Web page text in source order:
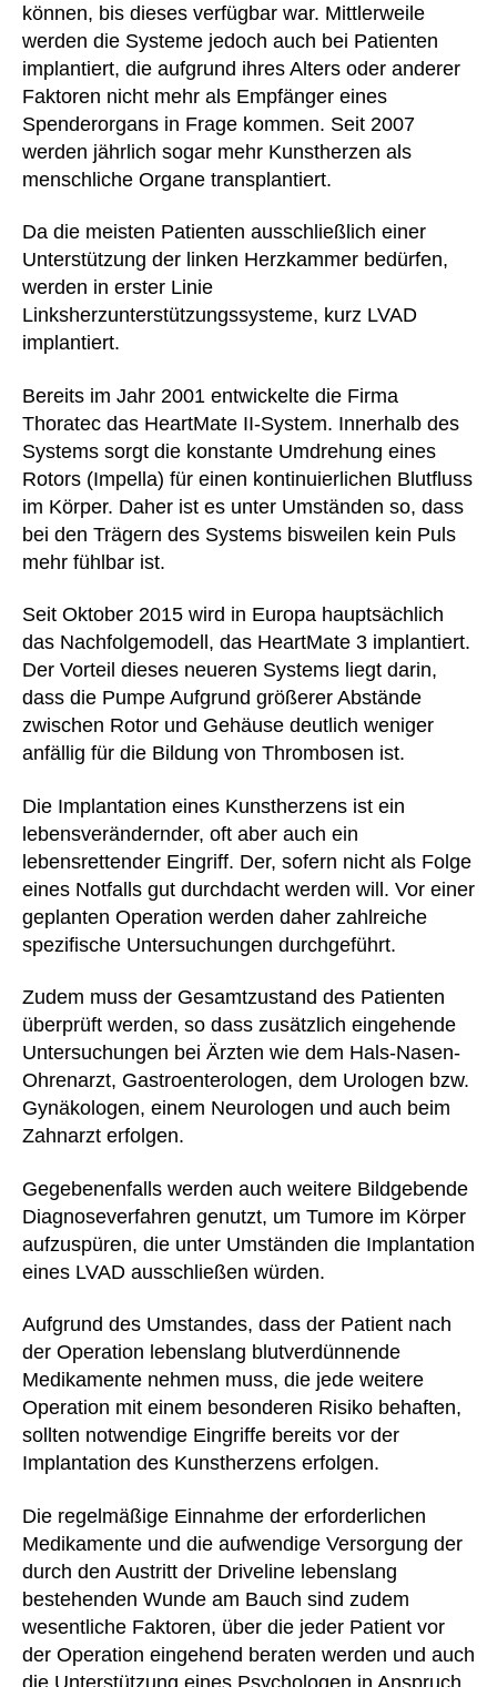
können, bis dieses verfügbar war. Mittlerweile
werden die Systeme jedoch auch bei Patienten
implantiert, die aufgrund ihres Alters oder anderer
Faktoren nicht mehr als Empfänger eines
Spenderorgans in Frage kommen. Seit 2007
werden jährlich sogar mehr Kunstherzen als
menschliche Organe transplantiert.
Da die meisten Patienten ausschließlich einer
Unterstützung der linken Herzkammer bedürfen,
werden in erster Linie
Linksherzunterstützungssysteme, kurz LVAD
implantiert.
Bereits im Jahr 2001 entwickelte die Firma
Thoratec das HeartMate II-System. Innerhalb des
Systems sorgt die konstante Umdrehung eines
Rotors (Impella) für einen kontinuierlichen Blutfluss
im Körper. Daher ist es unter Umständen so, dass
bei den Trägern des Systems bisweilen kein Puls
mehr fühlbar ist.
Seit Oktober 2015 wird in Europa hauptsächlich
das Nachfolgemodell, das HeartMate 3 implantiert.
Der Vorteil dieses neueren Systems liegt darin,
dass die Pumpe Aufgrund größerer Abstände
zwischen Rotor und Gehäuse deutlich weniger
anfällig für die Bildung von Thrombosen ist.
Die Implantation eines Kunstherzens ist ein
lebensverändernder, oft aber auch ein
lebensrettender Eingriff. Der, sofern nicht als Folge
eines Notfalls gut durchdacht werden will. Vor einer
geplanten Operation werden daher zahlreiche
spezifische Untersuchungen durchgeführt.
Zudem muss der Gesamtzustand des Patienten
überprüft werden, so dass zusätzlich eingehende
Untersuchungen bei Ärzten wie dem Hals-Nasen-
Ohrenarzt, Gastroenterologen, dem Urologen bzw.
Gynäkologen, einem Neurologen und auch beim
Zahnarzt erfolgen.
Gegebenenfalls werden auch weitere Bildgebende
Diagnoseverfahren genutzt, um Tumore im Körper
aufzuspüren, die unter Umständen die Implantation
eines LVAD ausschließen würden.
Aufgrund des Umstandes, dass der Patient nach
der Operation lebenslang blutverdünnende
Medikamente nehmen muss, die jede weitere
Operation mit einem besonderen Risiko behaften,
sollten notwendige Eingriffe bereits vor der
Implantation des Kunstherzens erfolgen.
Die regelmäßige Einnahme der erforderlichen
Medikamente und die aufwendige Versorgung der
durch den Austritt der Driveline lebenslang
bestehenden Wunde am Bauch sind zudem
wesentliche Faktoren, über die jeder Patient vor
der Operation eingehend beraten werden und auch
die Unterstützung eines Psychologen in Anspruch